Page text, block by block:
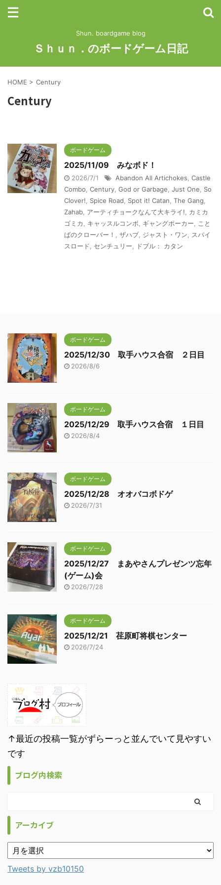
Shun. boardgame blog
Ｓｈｕｎ．のボードゲーム日記
HOME > Century
Century
ボードゲーム
2025/11/09 みなボド！
2026/7/1 Abandon All Artichokes Castle
Combo Century God or Garbage Just One
So
Clover!
Spice Road Spot it! Catan The Gang
Zahab アーティチョークなんて大キライ!
カミカ
ゴミカ
キャッスルコンボ ギャングポーカー
こと
ばのクローバー！
ザハブ ジャスト・ワン
スパイ
スロード
センチュリー ドブル： カタン
ボードゲーム
2025/12/30 取手ハウス合宿 ２日目
2026/8/6
ボードゲーム
2025/12/29 取手ハウス合宿 １日目
2026/8/4
ボードゲーム
2025/12/28 オオバコボドゲ
2026/7/31
ボードゲーム
2025/12/27 まあやさんプレゼンツ忘年
(ゲーム)会
2026/7/28
ボードゲーム
2025/12/21 荏原町将棋センター
2026/7/24
↑最近の投稿一覧がずらーっと並んでいて見やすい
です
ブログ内検索
アーカイブ
Tweets by vzb10150